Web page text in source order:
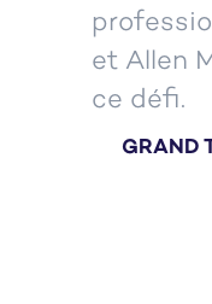
et Allen
ce défi.
GRAND